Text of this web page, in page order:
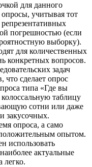
для данного
опросы, учитывая тот
погрешностью (если
выборку).
для количественных
конкретных вопросов.
задач
что сделает опрос
типа «Где вы
колоссальную таблицу
сотни или даже
закусочных.
опроса, а само
опытом.
использовать
актуальные
легко.